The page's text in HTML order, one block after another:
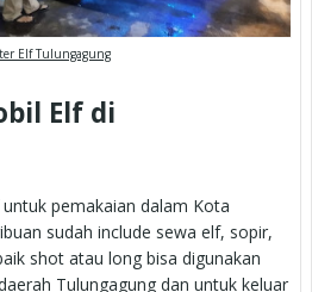
Elf Tulungagung
Elf di
pemakaian dalam Kota
sudah include sewa elf, sopir,
shot atau long bisa digunakan
Tulungagung dan untuk keluar